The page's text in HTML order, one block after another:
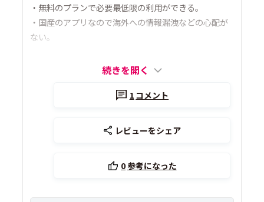
・無料のプランで必要最低限の利用ができる。
・国産のアプリなので海外への情報漏洩などの心配が
ない。
続きを開く
1 コメント
レビューをシェア
0参考になった